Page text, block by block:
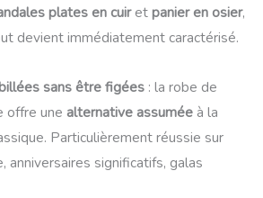
plates en cuiretpanier en osier,
devient immédiatement caractérisé.
sans être figées : la robe de
offre une alternative assuméeà la
Particulièrement réussie sur
anniversaires significatifs, galas